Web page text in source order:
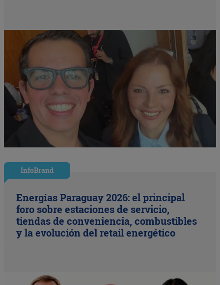
InfoBrand
Energías Paraguay 2026: el principal
foro sobre estaciones de servicio,
tiendas de conveniencia, combustibles
y la evolución del retail energético